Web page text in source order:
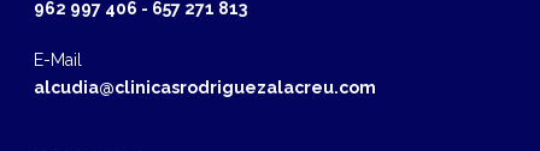
962 997 406 - 657 271 813
E-Mail
alcudia@clinicasrodriguezalacreu.com